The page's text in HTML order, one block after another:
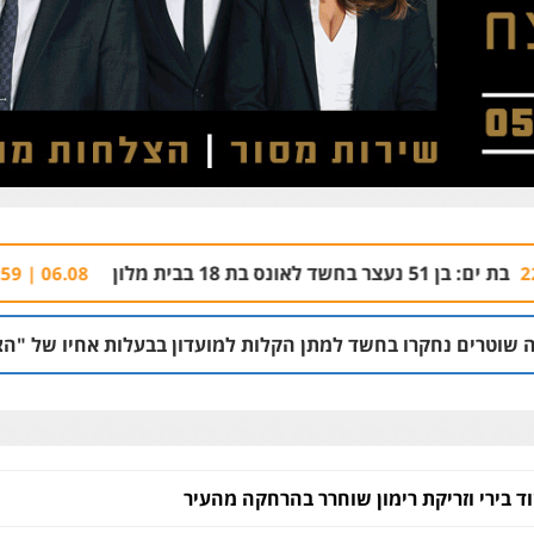
06.08 | 21:59 חשד: שורד
בחשד למתן הקלות למועדון בבעלות אחיו של "הצל" 05.08 | 12:03
בירי וזריקת רימון שוחרר בהרחקה מהעיר